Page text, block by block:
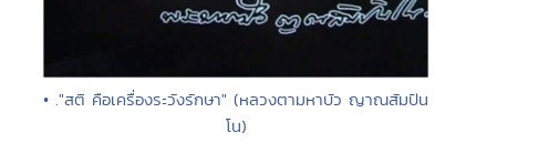
• ."สติ คือเครื่องระวังรักษา" (หลวงตามหาบัว ญาณสัมปัน
โน)